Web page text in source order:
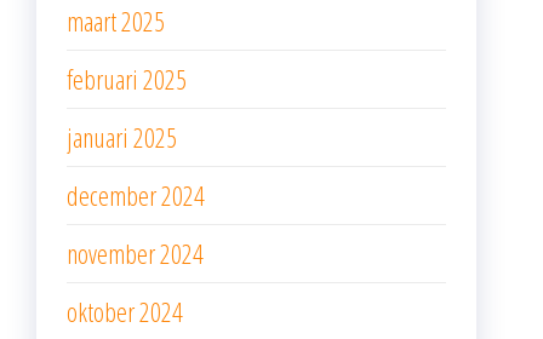
maart 2025
februari 2025
januari 2025
december 2024
november 2024
oktober 2024